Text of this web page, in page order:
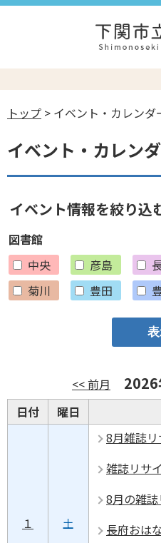
トップ > イベント・カレンダ
イベント・カレン
イベント情報を絞り込
図書館
中央
彦島
菊川
豊田
<< 前月 2026
日付
曜日
１ 土
8月雑誌
雑誌リサ
8月の雑
長府おは